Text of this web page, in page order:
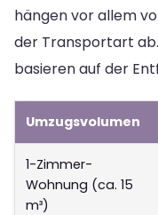
hängen vor allem
der Transportart
basieren auf der
Umzugsvolumen
1-Zimmer-
Wohnung (ca. 15
m³)